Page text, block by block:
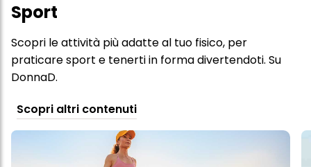
Sport
Scopri le attività più adatte al tuo fisico, per
praticare sport e tenerti in forma divertendoti. Su
DonnaD.
Scopri altri contenuti